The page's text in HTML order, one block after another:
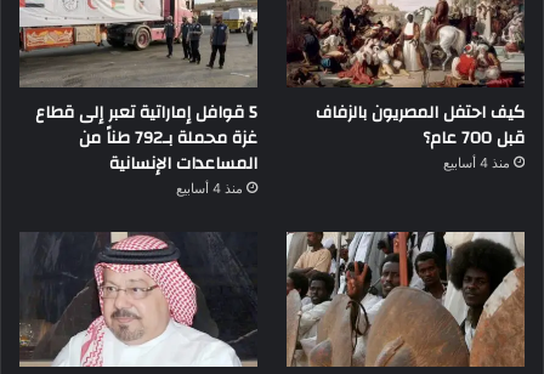
كيف احتفل المصريون بالزفاف
قبل 700 عام؟
منذ 4 أسابيع
5 قوافل إماراتية تعبر إلى قطاع
غزة محملة بـ792 طناً من
المساعدات الإنسانية
منذ 4 أسابيع